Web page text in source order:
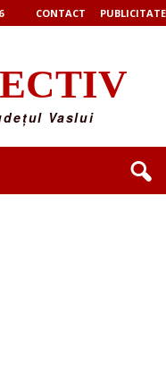
CONTACT PUBLICITATE
Vaslui